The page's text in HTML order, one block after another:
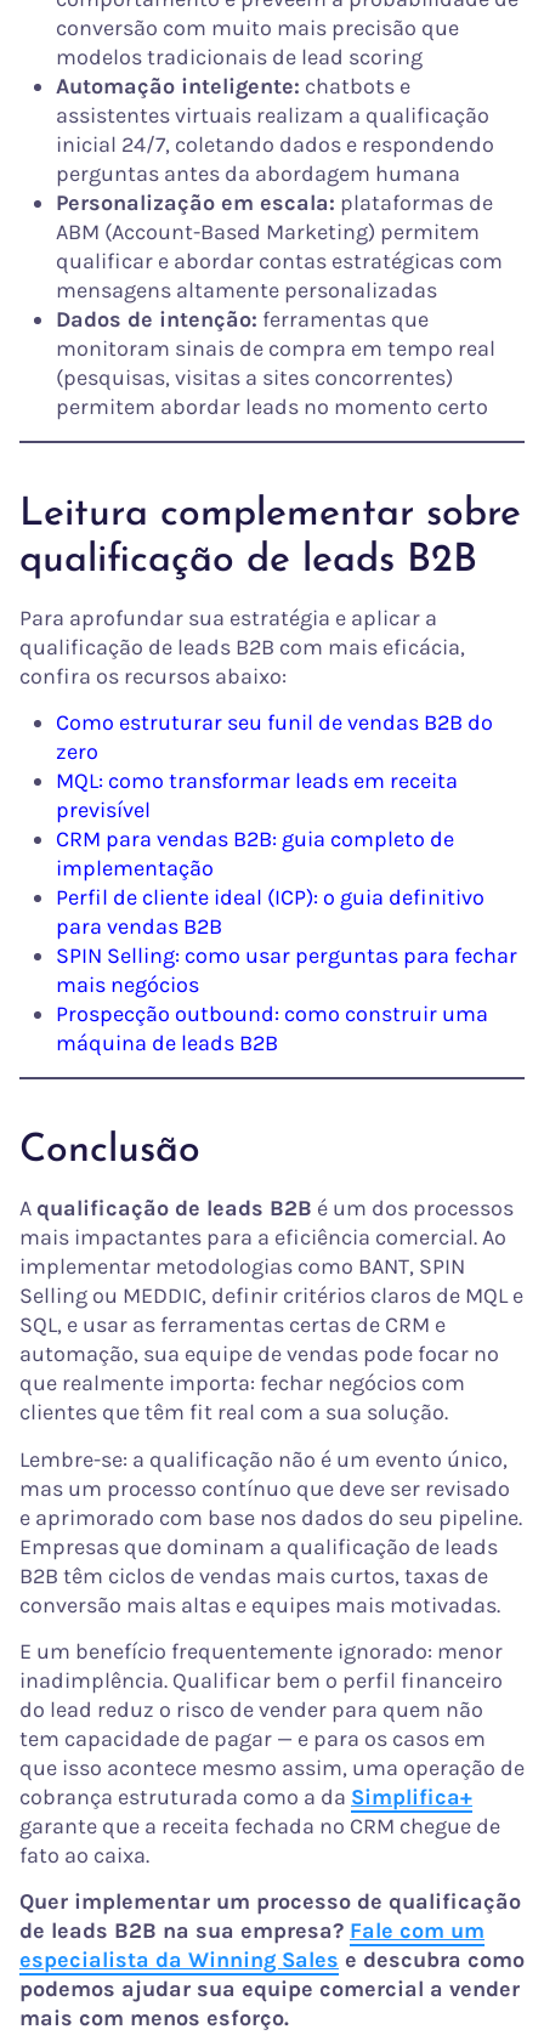
conversão com muito mais precisão que
modelos tradicionais de lead scoring
Automação inteligente: chatbots e
assistentes virtuais realizam a qualificação
inicial 24/7, coletando dados e respondendo
perguntas antes da abordagem humana
Personalização em escala: plataformas de
ABM (Account-Based Marketing) permitem
qualificar e abordar contas estratégicas com
mensagens altamente personalizadas
Dados de intenção: ferramentas que
monitoram sinais de compra em tempo real
(pesquisas, visitas a sites concorrentes)
permitem abordar leads no momento certo
Leitura complementar sobre
qualificação de leads B2B
Para aprofundar sua estratégia e aplicar a
qualificação de leads B2B com mais eficácia,
confira os recursos abaixo:
Como estruturar seu funil de vendas B2B do
zero
MQL: como transformar leads em receita
previsível
CRM para vendas B2B: guia completo de
implementação
Perfil de cliente ideal (ICP): o guia definitivo
para vendas B2B
SPIN Selling: como usar perguntas para fechar
mais negócios
Prospecção outbound: como construir uma
máquina de leads B2B
Conclusão
Aqualificação de leads B2B é um dos processos
mais impactantes para a eficiência comercial. Ao
implementar metodologias como BANT, SPIN
Selling ou MEDDIC, definir critérios claros de MQL e
SQL, e usar as ferramentas certas de CRM e
automação, sua equipe de vendas pode focar no
que realmente importa: fechar negócios com
clientes que têm fit real com a sua solução.
Lembre-se: a qualificação não é um evento único,
mas um processo contínuo que deve ser revisado
e aprimorado com base nos dados do seu pipeline.
Empresas que dominam a qualificação de leads
B2B têm ciclos de vendas mais curtos, taxas de
conversão mais altas e equipes mais motivadas.
E um benefício frequentemente ignorado: menor
inadimplência. Qualificar bem o perfil financeiro
do lead reduz o risco de vender para quem não
tem capacidade de pagar — e para os casos em
que isso acontece mesmo assim, uma operação de
cobrança estruturada como a da Simplifica+
garante que a receita fechada no CRM chegue de
fato ao caixa.
Quer implementar um processo de qualificação
de leads B2B na sua empresa? Fale com um
especialista da Winning Sales e descubra como
podemos ajudar sua equipe comercial a vender
mais com menos esforço.